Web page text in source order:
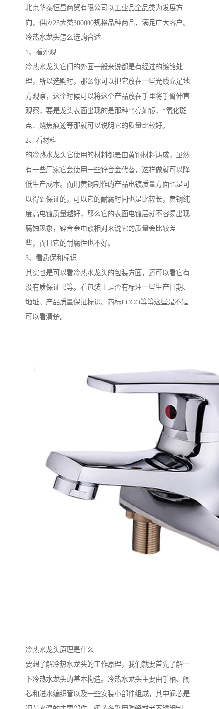
北京华泰恒昌商贸有限公司以工业品全品类为发展方
向，供应25大类300000规格品种商品，满足广大客户。
冷热水龙头怎么选购合适
1、看外观
冷热水龙头它们的外面一般来说都是有经过的镀铬处
理，所以选购时，那么你可以把它放在一些光线充足地
方观察，这个时候可以将这个产品放在手里将手臂伸直
观察，要是龙头表面出现的是那种乌亮如镜，*氧化斑
点、烧焦痕迹等那就可以说明它的质量比较好。
2、看材料
的冷热水龙头它使用的材料都是由黄铜材料铸成，虽然
有一些厂家它会使用一些锌合金代替，这样做就可以降
低生产成本。而用黄铜制作的产品电镀质量方面也是可
以得到保证的，可以它的耐腐时间也是比较长，黄铜纯
度高电镀质量越好，那么它的表面电镀层就不容易出现
腐蚀现象，锌合金电镀相对来说它的质量会比较差一
些，而且它的耐腐性也不好。
3、看质保和标识
其实也是可以看冷热水龙头的包装方面，还可以看它有
没有质保证书等。看包装上是否有标注一些生产日期、
地址、产品质量保证标识、商标LOGO等等这些是不是
可以看清楚。
冷热水龙头原理是什么
要想了解冷热水龙头的工作原理，我们就要首先了解一
下冷热水龙头的基本构造。冷热水龙头主要由手柄、阀
芯和进水编织管以及一些安装小部件组成，其中阀芯是